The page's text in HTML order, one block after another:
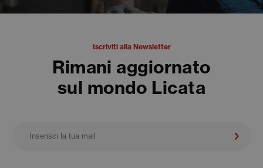
Iscriviti alla Newsletter
Rimani aggiornato
sul mondo Licata